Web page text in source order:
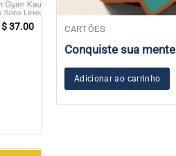
$37.00 CARTÕES
Conquiste sua mente
Adicionar ao carrinho